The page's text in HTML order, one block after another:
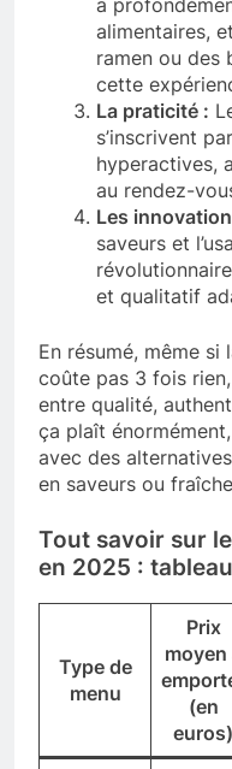
alimentaires,
ramen ou des
cette
La praticité :
s’inscrivent
hyperactives,
au rendez-
Les
saveurs et
et qualitatif
En résumé, même
coûte pas 3 fois
entre qualité,
ça plaît
avec des
en saveurs ou
Tout savoir sur
en 2025 :
Type de
menu
Prix
moyen
(en
euros)